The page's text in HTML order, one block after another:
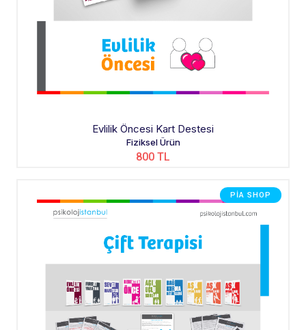
Evlilik Öncesi Kart Destesi
Fiziksel Ürün
800 TL
PIA SHOP